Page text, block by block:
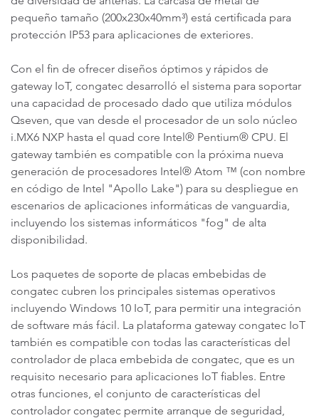
pequeño tamaño (200x230x40mm³) está certificada para
protección IP53 para aplicaciones de exteriores.
Con el fin de ofrecer diseños óptimos y rápidos de
gateway IoT, congatec desarrolló el sistema para soportar
una capacidad de procesado dado que utiliza módulos
Qseven, que van desde el procesador de un solo núcleo
i.MX6 NXP hasta el quad core Intel® Pentium® CPU. El
gateway también es compatible con la próxima nueva
generación de procesadores Intel® Atom ™ (con nombre
en código de Intel "Apollo Lake") para su despliegue en
escenarios de aplicaciones informáticas de vanguardia,
incluyendo los sistemas informáticos "fog" de alta
disponibilidad.
Los paquetes de soporte de placas embebidas de
congatec cubren los principales sistemas operativos
incluyendo Windows 10 IoT, para permitir una integración
de software más fácil. La plataforma gateway congatec IoT
también es compatible con todas las características del
controlador de placa embebida de congatec, que es un
requisito necesario para aplicaciones IoT fiables. Entre
otras funciones, el conjunto de características del
controlador congatec permite arranque de seguridad,